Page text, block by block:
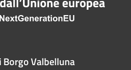
Borgo Valbelluna